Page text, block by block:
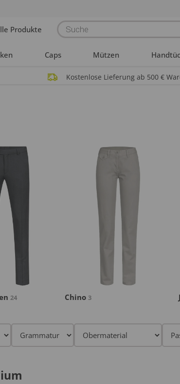
Produkte Products
search
Caps Mützen
Kostenlose Lieferung ab 500 €
24 Chino3